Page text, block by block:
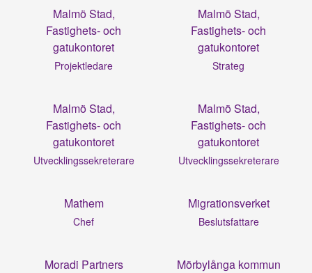
Malmö Stad,
Fastighets- och
gatukontoret
Projektledare
Malmö Stad,
Fastighets- och
gatukontoret
Strateg
Malmö Stad,
Fastighets- och
gatukontoret
Utvecklingssekreterare
Malmö Stad,
Fastighets- och
gatukontoret
Utvecklingssekreterare
Mathem
Chef
Migrationsverket
Beslutsfattare
Moradi Partners Mörbylånga kommun